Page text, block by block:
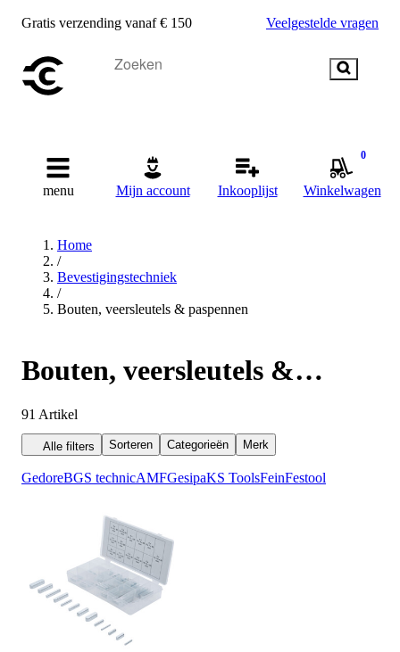
Gratis verzending vanaf € 150 Veelgestelde vragen
menu Mijn account Inkooplijst
0
Winkelwagen
Home
/
Bevestigingstechniek
/
Bouten, veersleutels & paspennen
Bouten, veersleutels &
paspennen
91 Artikel
Alle filters Sorteren Categorieën Merk
GedoreBGS technicAMFGesipaKS ToolsFeinFestool